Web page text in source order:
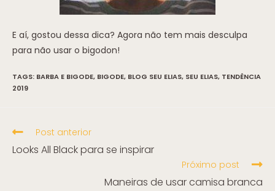
E aí, gostou dessa dica? Agora não tem mais desculpa
para não usar o bigodon!
TAGS: BARBA E BIGODE, BIGODE, BLOG SEU ELIAS, SEU ELIAS, TENDÊNCIA
2019
Post anterior
Looks All Black para se inspirar
Próximo post
Maneiras de usar camisa branca